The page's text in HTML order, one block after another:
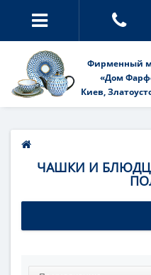
Фирменный
«Дом
Киев,
ЧАШКИ И БЛЮДЦА